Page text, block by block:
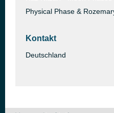
Physical Phase &
Kontakt
Deutschland